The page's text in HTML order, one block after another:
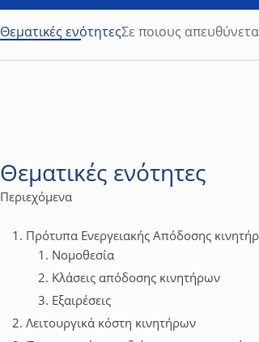
Θεματικές ενότητεςΣε ποιους
Θεματικές ενότητες
Περιεχόμενα
Πρότυπα Ενεργειακής Απόδοσης
Νομοθεσία
Κλάσεις απόδοσης κινητήρων
Εξαιρέσεις
Λειτουργικά κόστη κινητήρων